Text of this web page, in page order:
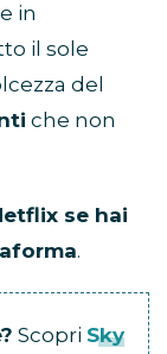
in
il sole
del
che non
se hai
.
Scopri Sky